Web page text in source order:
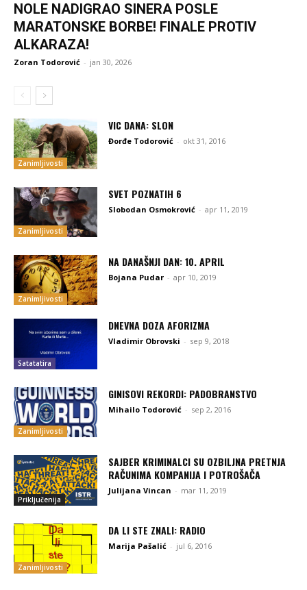
NOLE NADIGRAO SINERA POSLE
MARATONSKE BORBE! FINALE PROTIV
ALKARAZA!
Zoran Todorović - jan 30, 2026
Zanimljivosti
VIC DANA: SLON
Đorđe Todorović - okt 31, 2016
Zanimljivosti
SVET POZNATIH 6
Slobodan Osmokrović - apr 11, 2019
Zanimljivosti
NA DANAŠNJI DAN: 10. APRIL
Bojana Pudar - apr 10, 2019
Satatatira
DNEVNA DOZA AFORIZMA
Vladimir Obrovski - sep 9, 2018
Zanimljivosti
GINISOVI REKORDI: PADOBRANSTVO
Mihailo Todorović - sep 2, 2016
Priključenija
SAJBER KRIMINALCI SU OZBILJNA PRETNJA
RAČUNIMA KOMPANIJA I POTROŠAČA
Julijana Vincan - mar 11, 2019
Zanimljivosti
DA LI STE ZNALI: RADIO
Marija Pašalić - jul 6, 2016